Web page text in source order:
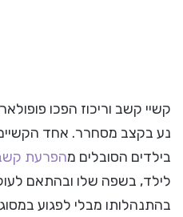
קשיי קשב וריכוז הפכו
נע בקצב מסחרר. אחד
בילדים הסובלים מהפרעת קשב
לילד, בשפה שלו ובהתאם
בהתנהלותו מבלי לפגוע